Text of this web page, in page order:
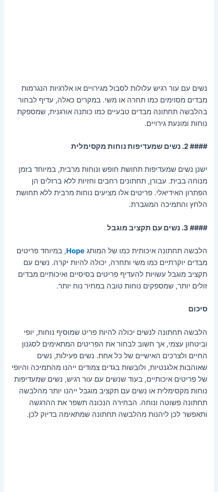
נשים עם עור רגיש עלולות לסבול מגירויים או אלרגיות הנגרמות
מבדים מסוימים כמו תחרה או משי. במקרים כאלה, עדיף לבחור
בהלבשה תחתונה מבדים טבעיים כמו כותנה אורגנית, שמספקת
נוחות ומונעת גירויים.
#### 2. נשים שמעדיפות נוחות מקסימלית
ישנן נשים שמעדיפות תחושת חופש ונוחות מרבית, במיוחד בזמן
מנוחה בבית. עבורן, תחתונים רחבים וחזיות ללא ברזלים הן
הפתרון האידיאלי. פריטים אלו מציעים נוחות מרבית ללא תחושת
הלחץ והתמיכה המוגברת.
#### 3. נשים עם תקציב מוגבל
הלבשה תחתונה איכותית כמו של המותג Hope, במיוחד פריטים
מבדים יוקרתיים כמו משי ותחרה, יכולה להיות יקרה. נשים עם
תקציב מוגבל עשויות להעדיף פריטים בסיסיים ואיכותיים מבדים
זולים יותר, שמספקים נוחות טובה במחיר נוח יותר.
סיכום
הלבשה תחתונה לנשים יכולה להיות פריט שמוסיף נוחות, יופי
וביטחון עצמי, אך חשוב לבחור את הפריטים המתאימים לסגנון
החיים ולצרכים האישיים של כל אחת. נשים פעילות, נשים
שאוהבות אלגנטיות, ולובשות בגדים צמודים ייהנו מהתמיכה והיופי
של פריטים איכותיים, בעוד שנשים עם עור רגיש, נשים שמעדיפות
נוחות מקסימלית או נשים עם תקציב מוגבל ייהנו יותר מהלבשה
תחתונה פשוטה ונוחה. הבחירה הנכונה תשפר את ההרגשה
ותאפשר לכן ליהנות מהלבשה תחתונה שמתאימה בדיוק לכן.